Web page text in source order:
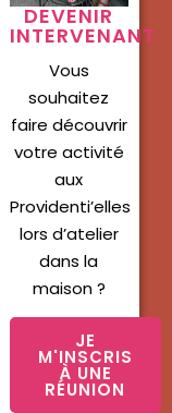
DEVENIR
INTERVENANT
Vous
souhaitez
faire découvrir
votre activité
aux
Providenti’elles
lors d’atelier
dans la
maison ?
JE
M'INSCRIS
À UNE
RÉUNION